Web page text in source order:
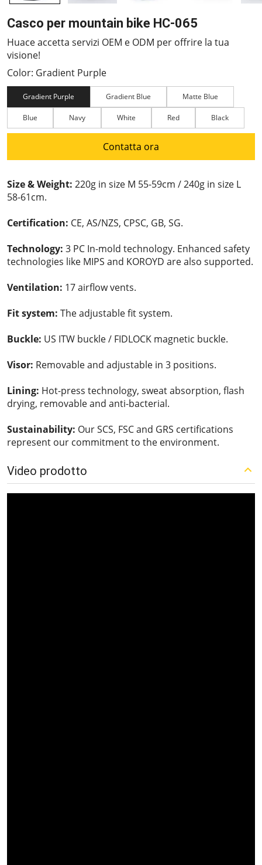
Casco per mountain bike HC-065
Huace accetta servizi OEM e ODM per offrire la tua
visione!
Color: Gradient Purple
Gradient Purple Gradient Blue Matte Blue
Blue Navy White Red Black
Contatta ora
Size & Weight: 220g in size M 55-59cm / 240g in size L
58-61cm.
Certification: CE, AS/NZS, CPSC, GB, SG.
Technology: 3 PC In-mold technology. Enhanced safety
technologies like MIPS and KOROYD are also supported.
Ventilation: 17 airflow vents.
Fit system: The adjustable fit system.
Buckle: US ITW buckle / FIDLOCK magnetic buckle.
Visor: Removable and adjustable in 3 positions.
Lining: Hot-press technology, sweat absorption, flash
drying, removable and anti-bacterial.
Sustainability: Our SCS, FSC and GRS certifications
represent our commitment to the environment.
Video prodotto